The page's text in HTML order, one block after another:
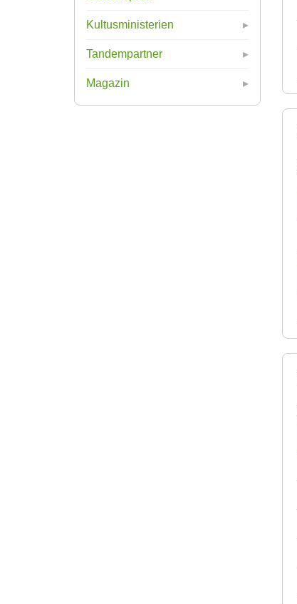
Kultusministerien
Tandempartner
Magazin